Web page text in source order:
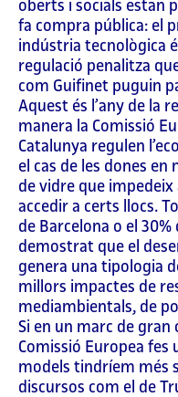
oberts i socials estan
fa compra pública: el
indústria tecnològica
regulació penalitza
com Guifinet puguin
Aquest és l’any de la
manera la Comissió
Catalunya regulen
el cas de les dones
de vidre que impedeix
accedir a certs llocs.
de Barcelona o el
demostrat que el
genera una tipologia
millors impactes de
mediambientals, de
Si en un marc de
Comissió Europea fes
models tindríem més
discursos com el de